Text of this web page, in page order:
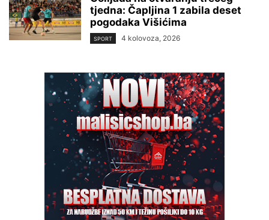
tjedna: Čapljina 1 zabila deset
pogodaka Višićima
SPORT 4 kolovoza, 2026